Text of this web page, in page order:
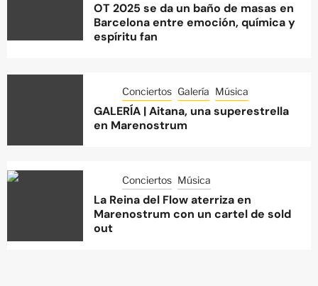
OT 2025 se da un baño de masas en
Barcelona entre emoción, química y
espíritu fan
Conciertos Galería Música
GALERÍA | Aitana, una superestrella
en Marenostrum
Conciertos Música
La Reina del Flow aterriza en
Marenostrum con un cartel de sold
out